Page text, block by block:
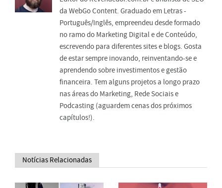
da WebGo Content. Graduado em Letras -
Português/Inglês, empreendeu desde formado
no ramo do Marketing Digital e de Conteúdo,
escrevendo para diferentes sites e blogs. Gosta
de estar sempre inovando, reinventando-se e
aprendendo sobre investimentos e gestão
financeira. Tem alguns projetos a longo prazo
nas áreas do Marketing, Rede Sociais e
Podcasting (aguardem cenas dos próximos
capítulos!).
Notícias Relacionadas